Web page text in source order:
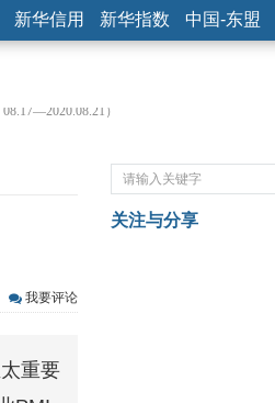
新华信用 新华指数 中国-东盟
）
弱
）
我要评论
重要
关注与分享